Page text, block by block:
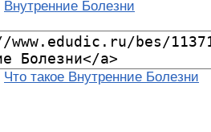
Внутренние Болезни
Что такое Внутренние Болезни